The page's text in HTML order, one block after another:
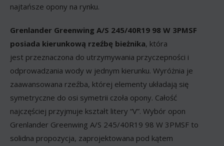
najtańsze opony na rynku.
Grenlander Greenwing A/S 245/40R19 98 W 3PMSF
posiada kierunkową rzeźbę bieżnika, która
jest przeznaczona do utrzymywania przyczepności i
odprowadzania wody w jednym kierunku. Wyróżnia je
zaawansowana rzeźba, której elementy układają się
symetryczne do osi symetrii czoła opony. Całość
najczęściej przyjmuje kształt litery “V”. Wybór opon
Grenlander Greenwing A/S 245/40R19 98 W 3PMSF to
solidna propozycja, zaprojektowana pod kątem